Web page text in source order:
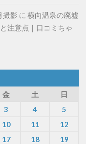
撮影 に 横向温泉の廃墟
注意点｜口コミちゃ
金 土
日
3 4
5
10 11
12
17 18
19